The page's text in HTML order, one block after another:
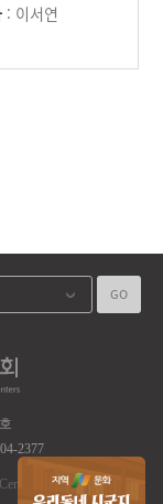
: 이서연
2377
ALL RIGHT RES
GO